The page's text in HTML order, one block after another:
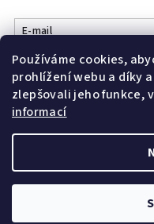
Používáme cookies,
prohlížení webu a díky
zlepšovali jeho funkce,
informací
E-mail
Vložením e-mailu
údajů
Přihlásit se